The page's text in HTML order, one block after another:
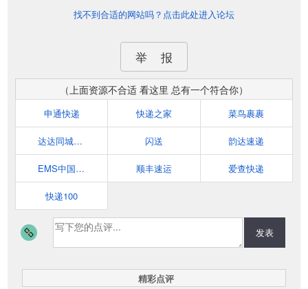
找不到合适的网站吗？点击此处进入论坛
举 报
（上面资源不合适 看这里 总有一个符合你）
申通快递 快递之家 菜鸟裹裹
达达同城快递 闪送 韵达速递
EMS中国邮政速递物流 顺丰速运 爱查快递
快递100
发表
精彩点评